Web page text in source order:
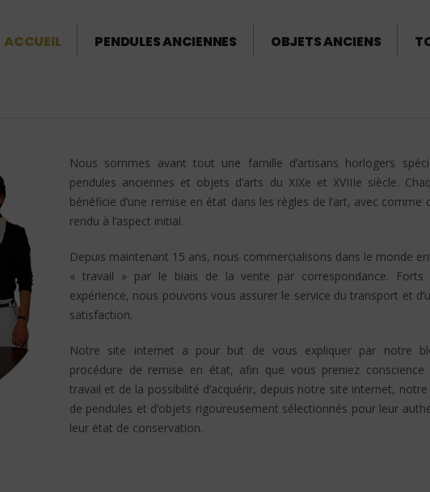
ACCUEIL PENDULES ANCIENNES OBJETS ANCIENS
Nous sommes avant tout une famille d’artisans horlogers
pendules anciennes et objets d’arts du XIXe et XVIIIe siècle.
bénéficie d’une remise en état dans les règles de l’art, avec comme
rendu à l’aspect initial.
Depuis maintenant 15 ans, nous commercialisons dans le monde
« travail » par le biais de la vente par correspondance. Forts
expérience, nous pouvons vous assurer le service du transport et
satisfaction.
Notre site internet a pour but de vous expliquer par notre
procédure de remise en état, afin que vous preniez conscience
travail et de la possibilité d’acquérir, depuis notre site internet,
de pendules et d’objets rigoureusement sélectionnés pour leur
leur état de conservation.